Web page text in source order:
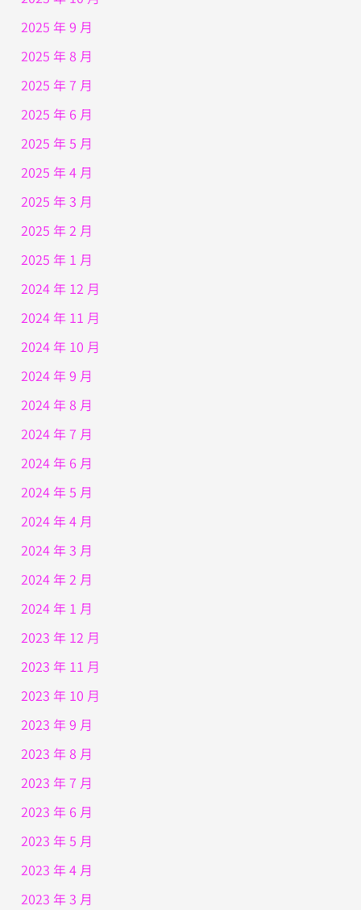
2025 年 9 月
2025 年 8 月
2025 年 7 月
2025 年 6 月
2025 年 5 月
2025 年 4 月
2025 年 3 月
2025 年 2 月
2025 年 1 月
2024 年 12 月
2024 年 11 月
2024 年 10 月
2024 年 9 月
2024 年 8 月
2024 年 7 月
2024 年 6 月
2024 年 5 月
2024 年 4 月
2024 年 3 月
2024 年 2 月
2024 年 1 月
2023 年 12 月
2023 年 11 月
2023 年 10 月
2023 年 9 月
2023 年 8 月
2023 年 7 月
2023 年 6 月
2023 年 5 月
2023 年 4 月
2023 年 3 月